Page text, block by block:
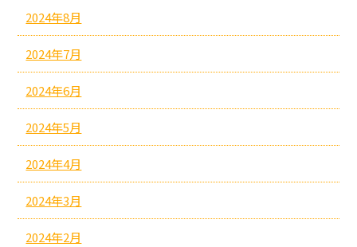
2024年8月
2024年7月
2024年6月
2024年5月
2024年4月
2024年3月
2024年2月